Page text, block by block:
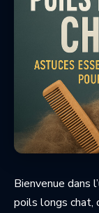
Bienvenue dans
poils longs chat,